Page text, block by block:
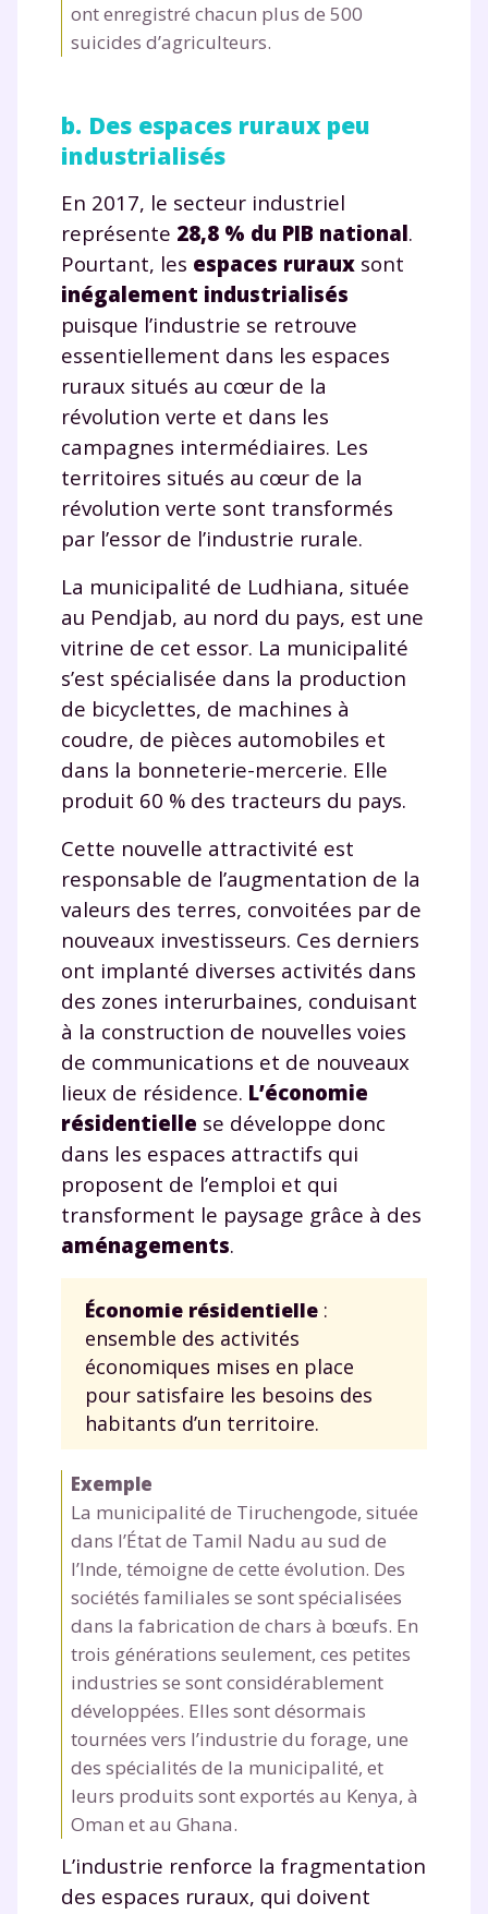
ont enregistré chacun plus de 500
suicides d’agriculteurs.
b. Des espaces ruraux peu
industrialisés
En 2017, le secteur industriel
représente 28,8 % du PIB national.
Pourtant, les espaces ruraux sont
inégalement industrialisés
puisque l’industrie se retrouve
essentiellement dans les espaces
ruraux situés au cœur de la
révolution verte et dans les
campagnes intermédiaires. Les
territoires situés au cœur de la
révolution verte sont transformés
par l’essor de l’industrie rurale.
La municipalité de Ludhiana, située
au Pendjab, au nord du pays, est une
vitrine de cet essor. La municipalité
s’est spécialisée dans la production
de bicyclettes, de machines à
coudre, de pièces automobiles et
dans la bonneterie-mercerie. Elle
produit 60 % des tracteurs du pays.
Cette nouvelle attractivité est
responsable de l’augmentation de la
valeurs des terres, convoitées par de
nouveaux investisseurs. Ces derniers
ont implanté diverses activités dans
des zones interurbaines, conduisant
à la construction de nouvelles voies
de communications et de nouveaux
lieux de résidence. L’économie
résidentielle se développe donc
dans les espaces attractifs qui
proposent de l’emploi et qui
transforment le paysage grâce à des
aménagements.
Économie résidentielle :
ensemble des activités
économiques mises en place
pour satisfaire les besoins des
habitants d’un territoire.
Exemple
La municipalité de Tiruchengode, située
dans l’État de Tamil Nadu au sud de
l’Inde, témoigne de cette évolution. Des
sociétés familiales se sont spécialisées
dans la fabrication de chars à bœufs. En
trois générations seulement, ces petites
industries se sont considérablement
développées. Elles sont désormais
tournées vers l’industrie du forage, une
des spécialités de la municipalité, et
leurs produits sont exportés au Kenya, à
Oman et au Ghana.
L’industrie renforce la fragmentation
des espaces ruraux, qui doivent